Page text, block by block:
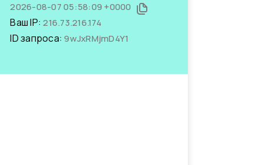
2026-08-07 05:58:09 +0000
Ваш IP:216.73.216.174
ID запроса:9wJxRMjmD4Y1